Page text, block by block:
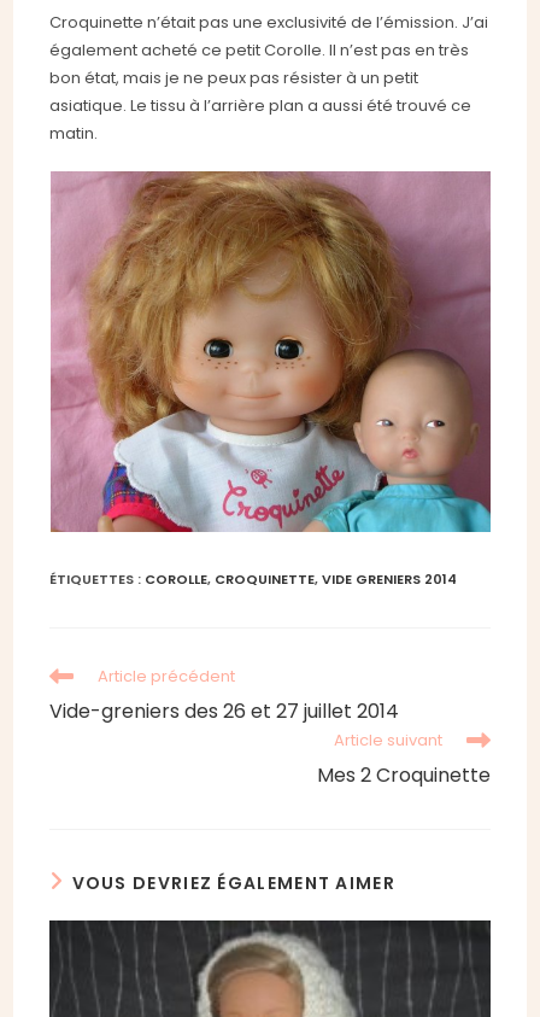
Croquinette n’était pas une exclusivité de l’émission. J’ai
également acheté ce petit Corolle. Il n’est pas en très
bon état, mais je ne peux pas résister à un petit
asiatique. Le tissu à l’arrière plan a aussi été trouvé ce
matin.
ÉTIQUETTES : COROLLE, CROQUINETTE, VIDE GRENIERS 2014
Read
more
articles
Article précédent
Vide-greniers des 26 et 27 juillet 2014
Article suivant
Mes 2 Croquinette
VOUS DEVRIEZ ÉGALEMENT AIMER